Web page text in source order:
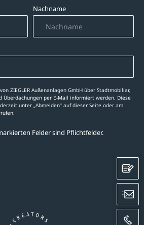
Nachname
ZIEGLER Außenanlagen GmbH über Stadtmobiliar,
Überdachungen per E-Mail informiert werden. Diese
unter „Abmelden‘‘ auf dieser Seite oder am
Felder sind Pflichtfelder.